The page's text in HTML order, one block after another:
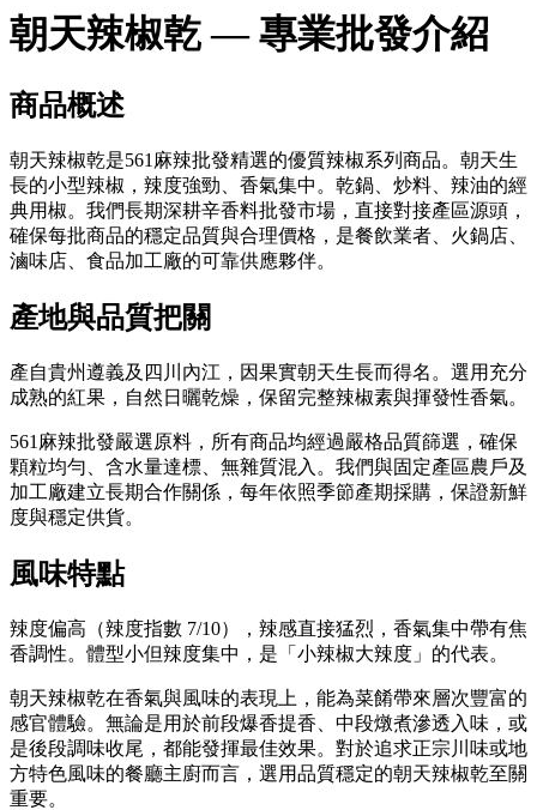
朝天辣椒乾 — 專業批發介紹
商品概述
朝天辣椒乾是561麻辣批發精選的優質辣椒系列商品。朝天生
長的小型辣椒，辣度強勁、香氣集中。乾鍋、炒料、辣油的經
典用椒。我們長期深耕辛香料批發市場，直接對接產區源頭，
確保每批商品的穩定品質與合理價格，是餐飲業者、火鍋店、
滷味店、食品加工廠的可靠供應夥伴。
產地與品質把關
產自貴州遵義及四川內江，因果實朝天生長而得名。選用充分
成熟的紅果，自然日曬乾燥，保留完整辣椒素與揮發性香氣。
561麻辣批發嚴選原料，所有商品均經過嚴格品質篩選，確保
顆粒均勻、含水量達標、無雜質混入。我們與固定產區農戶及
加工廠建立長期合作關係，每年依照季節產期採購，保證新鮮
度與穩定供貨。
風味特點
辣度偏高（辣度指數 7/10），辣感直接猛烈，香氣集中帶有焦
香調性。體型小但辣度集中，是「小辣椒大辣度」的代表。
朝天辣椒乾在香氣與風味的表現上，能為菜餚帶來層次豐富的
感官體驗。無論是用於前段爆香提香、中段燉煮滲透入味，或
是後段調味收尾，都能發揮最佳效果。對於追求正宗川味或地
方特色風味的餐廳主廚而言，選用品質穩定的朝天辣椒乾至關
重要。